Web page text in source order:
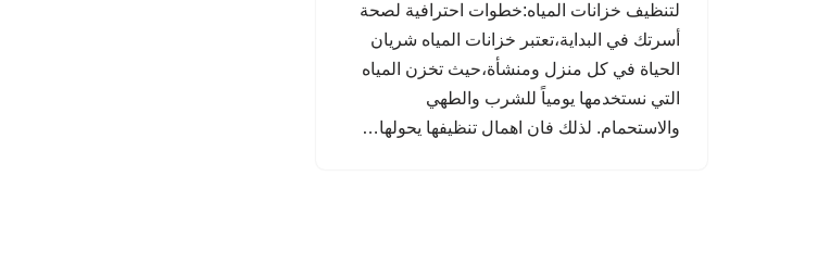
لتنظيف خزانات المياه:خطوات احترافية لصحة
أسرتك في البداية،تعتبر خزانات المياه شريان
الحياة في كل منزل ومنشأة،حيث تخزن المياه
التي نستخدمها يومياً للشرب والطهي
والاستحمام. لذلك فان اهمال تنظيفها يحولها…